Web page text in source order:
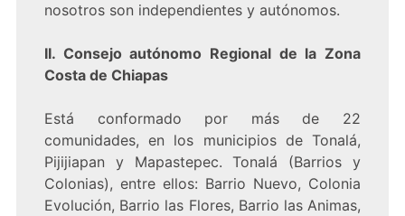
nosotros son independientes y autónomos.
II. Consejo autónomo Regional de la Zona
Costa de Chiapas
Está conformado por más de 22
comunidades, en los municipios de Tonalá,
Pijijiapan y Mapastepec. Tonalá (Barrios y
Colonias), entre ellos: Barrio Nuevo, Colonia
Evolución, Barrio las Flores, Barrio las Animas,